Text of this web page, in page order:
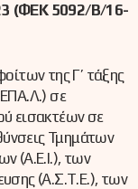
(ΦΕΚ 5092/Β/16-
της Γ’ τάξης
σε
εισακτέων σε
Τμημάτων
(Α.Ε.Ι.), των
(Α.Σ.Τ.Ε.), των